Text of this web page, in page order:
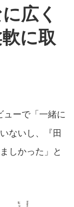
広く
に取
ーで「一緒に
ないし、『田
しかった」と